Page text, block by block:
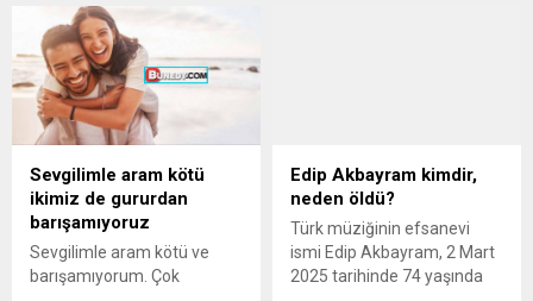
Sevgilimle aram kötü
ikimiz de gururdan
barışamıyoruz
Sevgilimle aram kötü ve
barışamıyorum. Çok
Edip Akbayram kimdir,
neden öldü?
Türk müziğinin efsanevi
ismi Edip Akbayram, 2 Mart
2025 tarihinde 74 yaşında